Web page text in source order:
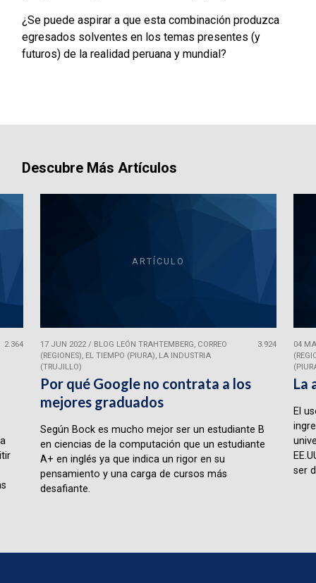
¿Se puede aspirar a que esta combinación produzca
egresados solventes en los temas presentes (y
futuros) de la realidad peruana y mundial?
Descubre Más Artículos
2.364
ARTÍCULO
17 JUN 2022/ BLOG LEÓN TRAHTEMBERG, CORREO
(REGIONES), EL TIEMPO (PIURA), LA INDUSTRIA
(TRUJILLO)
3.924
Por qué Google no contrata a los
mejores graduados
Según Bock es mucho mejor ser un estudiante B
en ciencias de la computación que un estudiante
A+ en inglés ya que indica un rigor en su
pensamiento y una carga de cursos más
desafiante.
04
La
El
ser